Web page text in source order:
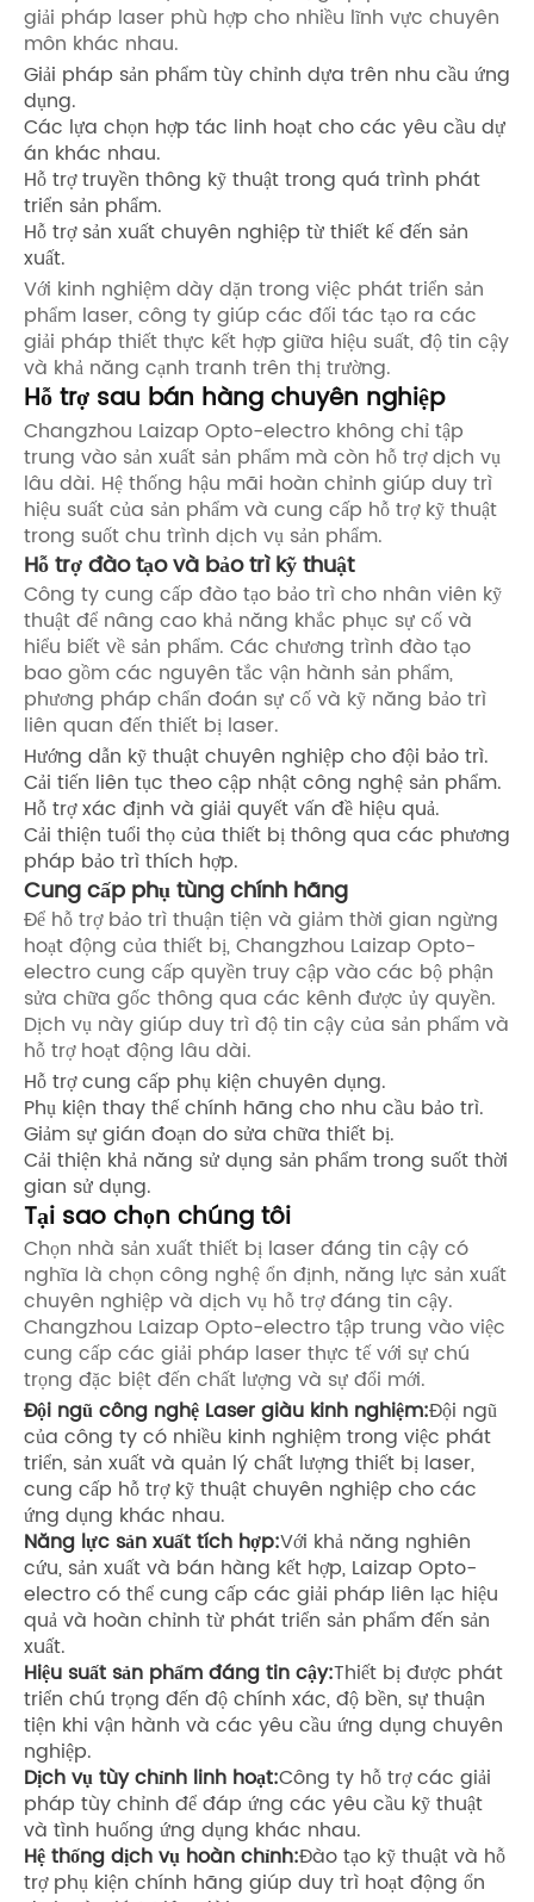
giải pháp laser phù hợp cho nhiều lĩnh vực chuyên
môn khác nhau.
Giải pháp sản phẩm tùy chỉnh dựa trên nhu cầu ứng
dụng.
Các lựa chọn hợp tác linh hoạt cho các yêu cầu dự
án khác nhau.
Hỗ trợ truyền thông kỹ thuật trong quá trình phát
triển sản phẩm.
Hỗ trợ sản xuất chuyên nghiệp từ thiết kế đến sản
xuất.
Với kinh nghiệm dày dặn trong việc phát triển sản
phẩm laser, công ty giúp các đối tác tạo ra các
giải pháp thiết thực kết hợp giữa hiệu suất, độ tin cậy
và khả năng cạnh tranh trên thị trường.
Hỗ trợ sau bán hàng chuyên nghiệp
Changzhou Laizap Opto-electro không chỉ tập
trung vào sản xuất sản phẩm mà còn hỗ trợ dịch vụ
lâu dài. Hệ thống hậu mãi hoàn chỉnh giúp duy trì
hiệu suất của sản phẩm và cung cấp hỗ trợ kỹ thuật
trong suốt chu trình dịch vụ sản phẩm.
Hỗ trợ đào tạo và bảo trì kỹ thuật
Công ty cung cấp đào tạo bảo trì cho nhân viên kỹ
thuật để nâng cao khả năng khắc phục sự cố và
hiểu biết về sản phẩm. Các chương trình đào tạo
bao gồm các nguyên tắc vận hành sản phẩm,
phương pháp chẩn đoán sự cố và kỹ năng bảo trì
liên quan đến thiết bị laser.
Hướng dẫn kỹ thuật chuyên nghiệp cho đội bảo trì.
Cải tiến liên tục theo cập nhật công nghệ sản phẩm.
Hỗ trợ xác định và giải quyết vấn đề hiệu quả.
Cải thiện tuổi thọ của thiết bị thông qua các phương
pháp bảo trì thích hợp.
Cung cấp phụ tùng chính hãng
Để hỗ trợ bảo trì thuận tiện và giảm thời gian ngừng
hoạt động của thiết bị, Changzhou Laizap Opto-
electro cung cấp quyền truy cập vào các bộ phận
sửa chữa gốc thông qua các kênh được ủy quyền.
Dịch vụ này giúp duy trì độ tin cậy của sản phẩm và
hỗ trợ hoạt động lâu dài.
Hỗ trợ cung cấp phụ kiện chuyên dụng.
Phụ kiện thay thế chính hãng cho nhu cầu bảo trì.
Giảm sự gián đoạn do sửa chữa thiết bị.
Cải thiện khả năng sử dụng sản phẩm trong suốt thời
gian sử dụng.
Tại sao chọn chúng tôi
Chọn nhà sản xuất thiết bị laser đáng tin cậy có
nghĩa là chọn công nghệ ổn định, năng lực sản xuất
chuyên nghiệp và dịch vụ hỗ trợ đáng tin cậy.
Changzhou Laizap Opto-electro tập trung vào việc
cung cấp các giải pháp laser thực tế với sự chú
trọng đặc biệt đến chất lượng và sự đổi mới.
Đội ngũ công nghệ Laser giàu kinh nghiệm:Đội ngũ
của công ty có nhiều kinh nghiệm trong việc phát
triển, sản xuất và quản lý chất lượng thiết bị laser,
cung cấp hỗ trợ kỹ thuật chuyên nghiệp cho các
ứng dụng khác nhau.
Năng lực sản xuất tích hợp:Với khả năng nghiên
cứu, sản xuất và bán hàng kết hợp, Laizap Opto-
electro có thể cung cấp các giải pháp liên lạc hiệu
quả và hoàn chỉnh từ phát triển sản phẩm đến sản
xuất.
Hiệu suất sản phẩm đáng tin cậy:Thiết bị được phát
triển chú trọng đến độ chính xác, độ bền, sự thuận
tiện khi vận hành và các yêu cầu ứng dụng chuyên
nghiệp.
Dịch vụ tùy chỉnh linh hoạt:Công ty hỗ trợ các giải
pháp tùy chỉnh để đáp ứng các yêu cầu kỹ thuật
và tình huống ứng dụng khác nhau.
Hệ thống dịch vụ hoàn chỉnh:Đào tạo kỹ thuật và hỗ
trợ phụ kiện chính hãng giúp duy trì hoạt động ổn